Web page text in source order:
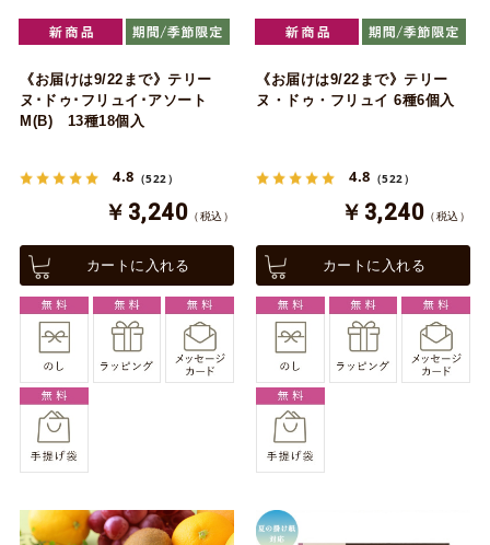
《お届けは9/22まで》テリー
ヌ･ドゥ･フリュイ･アソート
M(B) 13種18個入
4.8 （522）
￥3,240 （税込）
カートに入れる
《お届けは9/22まで》テリー
ヌ・ドゥ・フリュイ 6種6個入
4.8 （522）
￥3,240 （税込）
カートに入れる